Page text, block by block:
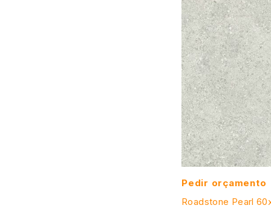
Pedir orçamento
Roadstone Pearl